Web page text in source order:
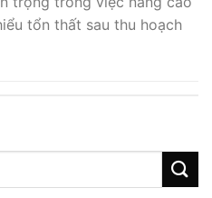
tổn thất sau thu hoạch